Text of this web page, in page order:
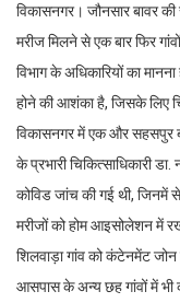
विकासनगर। जौनसार बावर
मरीज मिलने से एक बार फिर
विभाग के अधिकारियों का
होने की आशंका है, जिसके लिए
विकासनगर में एक और सहसपुर
के प्रभारी चिकित्साधिकारी
कोविड जांच की गई थी, जिनमें
मरीजों को होम आइसोलेशन में
शिलवाड़ा गांव को कंटेनमेंट
आसपास के अन्य छह गांवों में भी